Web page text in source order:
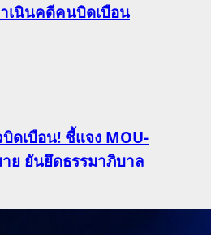
เนินคดีคนบิดเบือน
ดเบือน! ชี้แจง MOU-
ย ยันยึดธรรมาภิบาล